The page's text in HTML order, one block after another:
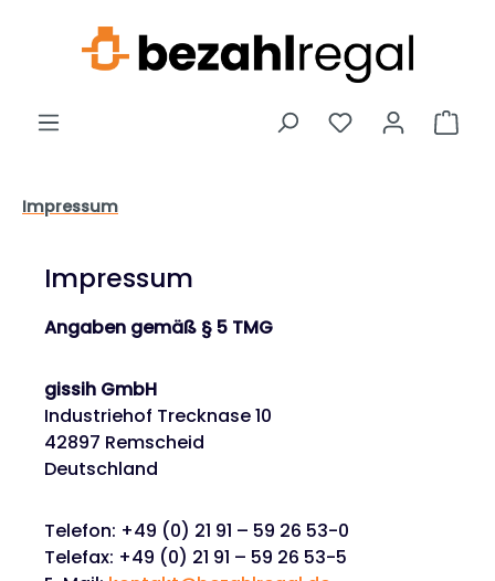
Zum Hauptinhalt springen
Impressum
Impressum
Angaben gemäß § 5 TMG
gissih GmbH
Industriehof Trecknase 10
42897 Remscheid
Deutschland
Telefon: +49 (0) 21 91 – 59 26 53-0
Telefax: +49 (0) 21 91 – 59 26 53-5